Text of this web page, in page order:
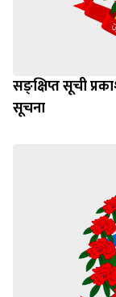
सङ्क्षिप्त सूची
सूचना